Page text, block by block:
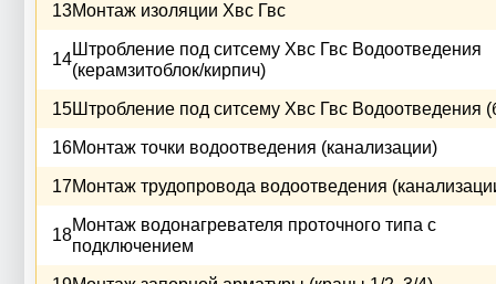
13Монтаж изоляции Хвс Гвс
14
Штробление под ситсему Хвс Гвс Водоотведения
(керамзитоблок/кирпич)
15Штробление под ситсему Хвс Гвс Водоотведения
16Монтаж точки водоотведения (канализации)
17Монтаж трудопровода водоотведения
18
Монтаж водонагревателя проточного типа с
подключением